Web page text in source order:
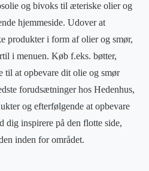
og bivoks til æteriske olier og
hjemmeside. Udover at
produkter i form af olier og smør,
i menuen. Køb f.eks. bøtter,
til at opbevare dit olie og smør
forudsætninger hos Hedenhus,
og efterfølgende at opbevare
dig inspirere på den flotte side,
inden for området.